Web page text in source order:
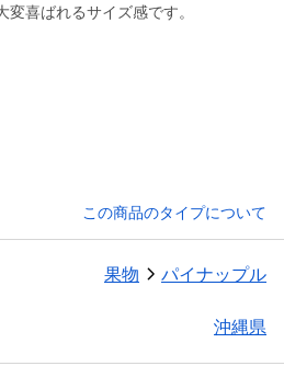
この商品のタイプについて
果物 パイナップル
沖縄県